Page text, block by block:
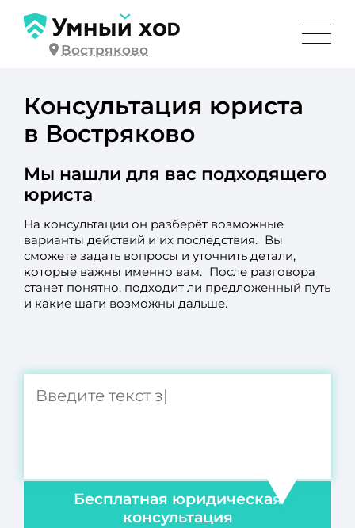
Востряково
Консультация юриста
в Востряково
Мы нашли для вас подходящего
юриста
На консультации он разберёт возможные
варианты действий и их последствия. Вы
сможете задать вопросы и уточнить детали,
которые важны именно вам. После разговора
станет понятно, подходит ли предложенный путь
и какие шаги возможны дальше.
Бесплатная юридическая
консультация